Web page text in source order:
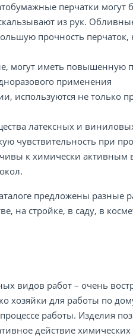
перчатки
из рук.
прочность перчаток,
могут иметь повышенную
применения
используются не только
латексных и
чувствительность при
к химически активным
предложены разные
на стройке, в саду, в
видов работ – очень
хозяйки для работы по
работы. Изделия
действие химических